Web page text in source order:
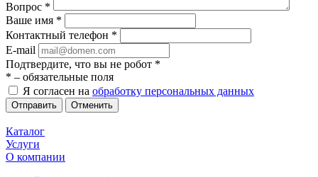
Вопрос *
Ваше имя *
Контактный телефон *
E-mail
Подтвердите, что вы не робот *
* – обязательные поля
Я согласен на обработку персональных данных
Отменить
Каталог
Услуги
О компании